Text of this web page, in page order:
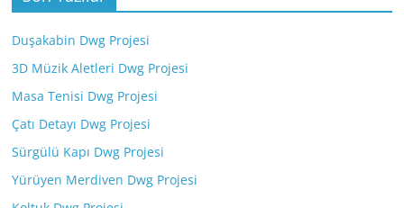
Duşakabin Dwg Projesi
3D Müzik Aletleri Dwg Projesi
Masa Tenisi Dwg Projesi
Çatı Detayı Dwg Projesi
Sürgülü Kapı Dwg Projesi
Yürüyen Merdiven Dwg Projesi